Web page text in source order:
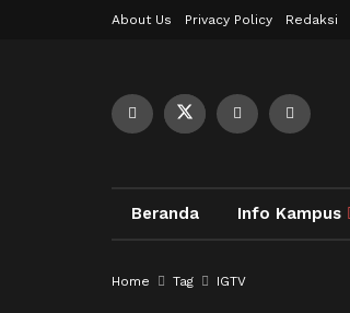
About Us Privacy Policy Redaksi
Beranda Info Kampus
Home Tag IGTV